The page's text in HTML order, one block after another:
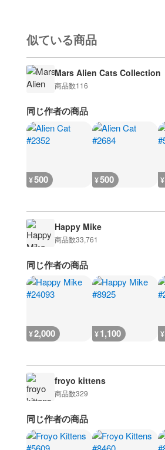
似ている商品
Mars Alien Cats Collection
商品数116
同じ作者の商品
¥500 ¥500 ¥
Happy Mike
商品数33,761
同じ作者の商品
¥2,000 ¥1,100 ¥
froyo kittens
商品数329
同じ作者の商品